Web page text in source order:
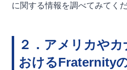
に関する情報を調べてみてくだ
２．アメリカや
おけるFraternity